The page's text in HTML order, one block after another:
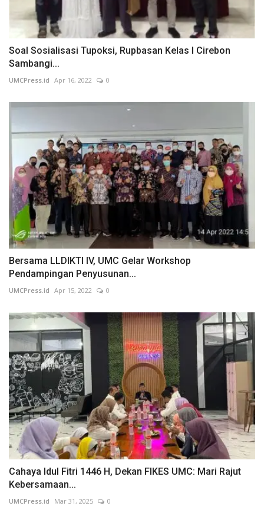
Soal Sosialisasi Tupoksi, Rupbasan Kelas I Cirebon
Sambangi...
UMCPress.id Apr 16, 2022 0
Bersama LLDIKTI IV, UMC Gelar Workshop
Pendampingan Penyusunan...
UMCPress.id Apr 15, 2022 0
Cahaya Idul Fitri 1446 H, Dekan FIKES UMC: Mari Rajut
Kebersamaan...
UMCPress.id Mar 31, 2025 0